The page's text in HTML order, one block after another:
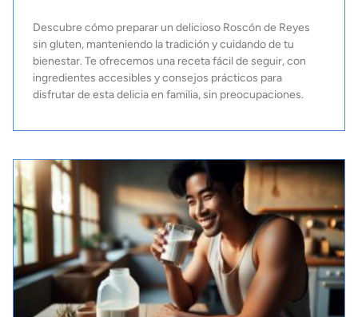
Descubre cómo preparar un delicioso Roscón de Reyes
sin gluten, manteniendo la tradición y cuidando de tu
bienestar. Te ofrecemos una receta fácil de seguir, con
ingredientes accesibles y consejos prácticos para
disfrutar de esta delicia en familia, sin preocupaciones.